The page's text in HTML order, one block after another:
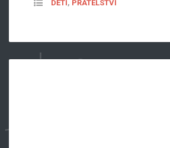
DĚTI, PŘÁTELSTVÍ